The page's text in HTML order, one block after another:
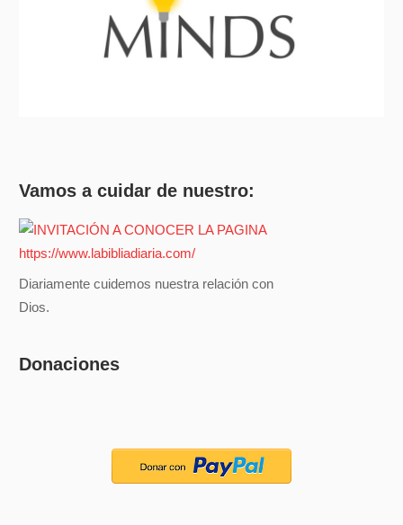
Vamos a cuidar de nuestro:
Diariamente cuidemos nuestra relación con
Dios.
Donaciones